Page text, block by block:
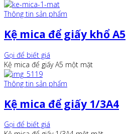
Thông tin sản phẩm
Kệ mica để giấy khổ A5
Gọi để biết giá
Kệ mica để giấy A5 một mặt
Thông tin sản phẩm
Kệ mica để giấy 1/3A4
Gọi để biết giá